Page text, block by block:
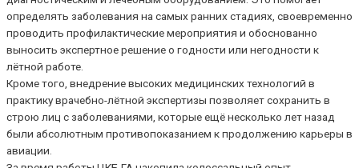
определять заболевания на самых ранних стадиях, своевременно
проводить профилактические мероприятия и обоснованно
выносить экспертное решение о годности или негодности к
лётной работе.
Кроме того, внедрение высоких медицинских технологий в
практику врачебно-лётной экспертизы позволяет сохранить в
строю лиц с заболеваниями, которые ещё несколько лет назад
были абсолютным противопоказанием к продолжению карьеры в
авиации.